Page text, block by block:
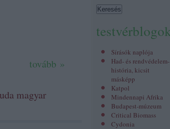
Sírásók naplója
Had- és rendvédelem-
história, kicsit
másképp
Katpol
Mindennapi Afrika
Budapest-múzeum
Critical Biomass
Cydonia
tovább »
magyar